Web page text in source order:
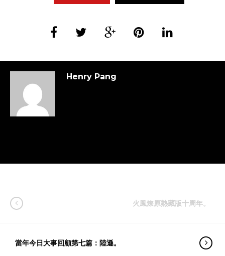
Henry Pang
火鳳燎原熱藏版十周年。
當年今日大事回顧第七篇：陸遜。